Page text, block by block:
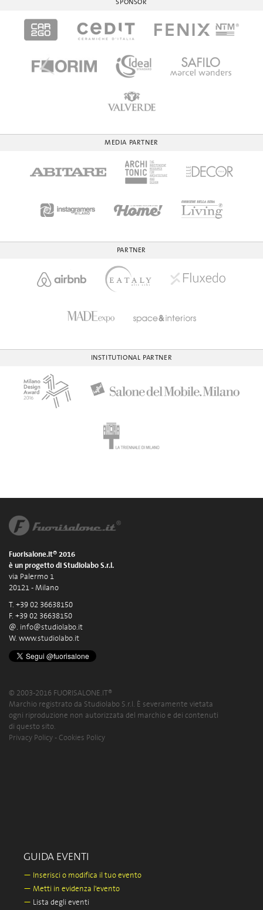
SPONSOR
MEDIA PARTNER
PARTNER
INSTITUTIONAL PARTNER
Fuorisalone.it® 2016
è un progetto di Studiolabo S.r.l.
via Palermo 1
20121 - Milano
T. +39 02 36638150
F. +39 02 36638150
@. info@studiolabo.it
W. www.studiolabo.it
© 2003-2016 FUORISALONE.IT®
Marchio registrato da Studiolabo S.r.l. È severamente vietata
ogni riproduzione non autorizzata del marchio e dei contenuti
di questo sito.
Privacy Policy - Cookies Policy
GUIDA EVENTI
— Inserisci o modifica il tuo evento
— Metti in evidenza l'evento
— Lista degli eventi